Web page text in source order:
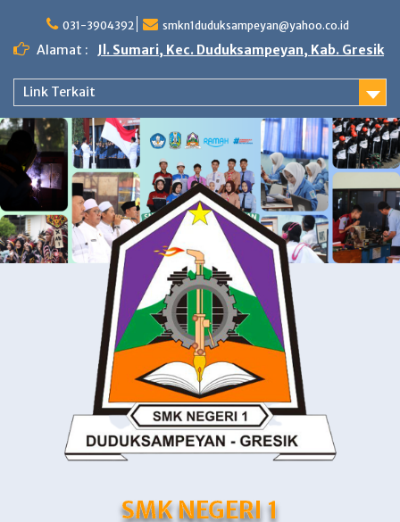
content
031-3904392 smkn1duduksampeyan@yahoo.co.id
Alamat : Jl. Sumari, Kec. Duduksampeyan, Kab. Gresik
Link Terkait
SMK NEGERI 1